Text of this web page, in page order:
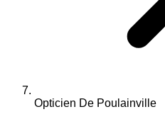
Opticien De Poulainville